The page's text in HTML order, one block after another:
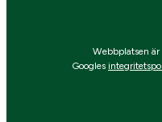
Webbplatsen är
Googles